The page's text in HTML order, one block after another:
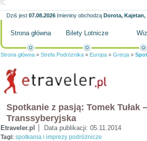
Dziś jest 07.08.2026 Imieniny obchodzą Dorota,
Strona główna Bilety Lotnicze
Strona główna » Strefa Podróżnika » Europa » Grecja »
Spotkanie z pasją: Tomek Tułak
Transsyberyjska
Etraveler.pl Data publikacji: 05.11.2014
Tagi: spotkania i imprezy podróżnicze